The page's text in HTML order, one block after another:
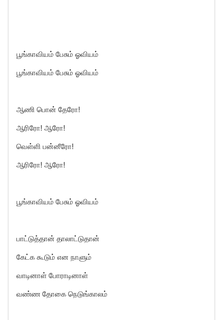
பூங்காவியம் பேசும் ஓவியம்
பூங்காவியம் பேசும் ஓவியம்
ஆணி பொன் தேரோ!
ஆரிரோ! ஆரோ!
வெள்ளி பன்னீரோ!
ஆரிரோ! ஆரோ!
பூங்காவியம் பேசும் ஓவியம்
பாட்டுத்தான் தாலாட்டுதான்
கேட்க கூடும் என நாளும்
வாடினாள் போராடினாள்
வண்ண தோகை நெடுங்காலம்